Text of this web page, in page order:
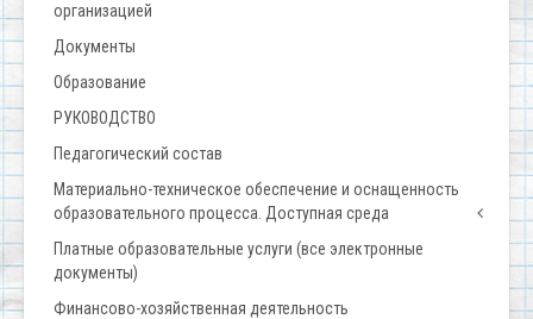
организацией
Документы
Образование
РУКОВОДСТВО
Педагогический состав
Материально-техническое обеспечение и оснащенность
образовательного процесса. Доступная среда
Платные образовательные услуги (все электронные
документы)
Финансово-хозяйственная деятельность